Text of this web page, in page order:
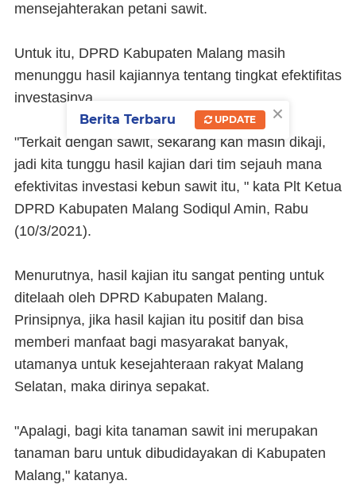
mensejahterakan petani sawit.
Untuk itu, DPRD Kabupaten Malang masih
menunggu hasil kajiannya tentang tingkat efektifitas
investasinya.
"Terkait dengan sawit, sekarang kan masih dikaji,
jadi kita tunggu hasil kajian dari tim sejauh mana
efektivitas investasi kebun sawit itu, " kata Plt Ketua
DPRD Kabupaten Malang Sodiqul Amin, Rabu
(10/3/2021).
Menurutnya, hasil kajian itu sangat penting untuk
ditelaah oleh DPRD Kabupaten Malang.
Prinsipnya, jika hasil kajian itu positif dan bisa
memberi manfaat bagi masyarakat banyak,
utamanya untuk kesejahteraan rakyat Malang
Selatan, maka dirinya sepakat.
"Apalagi, bagi kita tanaman sawit ini merupakan
tanaman baru untuk dibudidayakan di Kabupaten
Malang," katanya.
×
Berita Terbaru UPDATE